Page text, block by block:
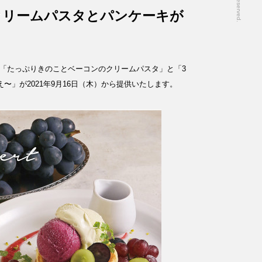
ームパスタとパンケーキが
たっぷりきのことベーコンのクリームパスタ」と「3
」が2021年9月16日（木）から提供いたします。